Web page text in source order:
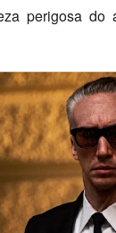
perigosa do